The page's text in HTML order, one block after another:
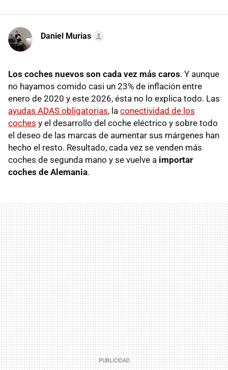
Daniel Murias
Los coches nuevos son cada vez más caros. Y aunque
no hayamos comido casi un 23% de inflación entre
enero de 2020 y este 2026, ésta no lo explica todo. Las
ayudas ADAS obligatorias, la conectividad de los
coches y el desarrollo del coche eléctrico y sobre todo
el deseo de las marcas de aumentar sus márgenes han
hecho el resto. Resultado, cada vez se venden más
coches de segunda mano y se vuelve a importar
coches de Alemania.